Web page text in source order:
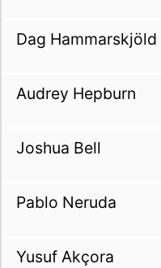
Dag Hammarskjöld
Audrey Hepburn
Joshua Bell
Pablo Neruda
Yusuf Akçora